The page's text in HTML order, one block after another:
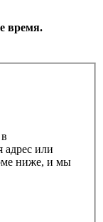
время.
адрес или
ниже, и мы